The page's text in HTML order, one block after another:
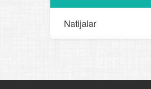
Natijalar